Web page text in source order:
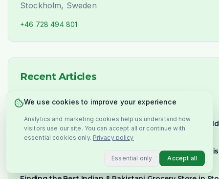
Stockholm, Sweden
+46 728 494 801
Recent Articles
October 22, 2025
Easy Paneer Butter Masala Recipe (Restaurant-Style) |
September 28, 2025
Swedish Meatballs vs. Kofta Curry: A Delicious
We use cookies to improve your experience
Analytics and marketing cookies help us understand how
visitors use our site. You can accept all or continue with
essential cookies only. Privacy policy
Essential only Accept all